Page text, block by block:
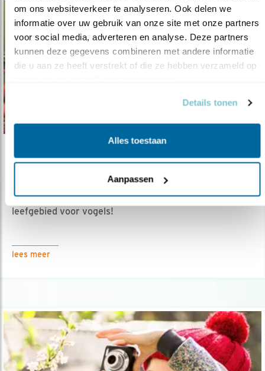
om ons websiteverkeer te analyseren. Ook delen we
informatie over uw gebruik van onze site met onze partners
voor social media, adverteren en analyse. Deze partners
kunnen deze gegevens combineren met andere informatie
die u aan ze heeft verstrekt of die ze hebben verzameld op
Details tonen
Alles toestaan
Aanpassen
Tip
Precies 10 tips voor een ontdektuin
17.02.25Gezonde ontwikkeling voor kinderen + goed
leefgebied voor vogels!
lees meer